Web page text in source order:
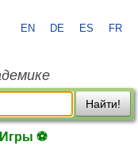
EN DE ES FR
Найти!
Игры ⚽